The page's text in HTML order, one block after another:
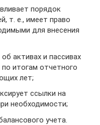
порядок
т. е., имеет право
для внесения
активах и пассивах
итогам отчетного
лет;
ссылки на
необходимости;
учета.